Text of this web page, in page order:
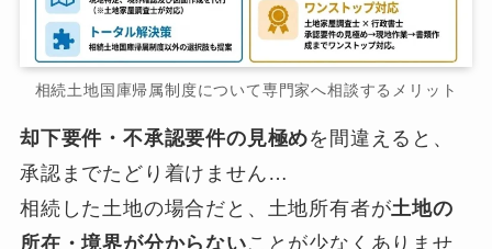
相続土地国庫帰属制度について専門家へ相談するメリット
却下要件・不承認要件の見極めを間違えると、
承認までたどり着けません…
相続した土地の場合だと、土地所有者が土地の
所在・境界が分からないことが少なくありませ